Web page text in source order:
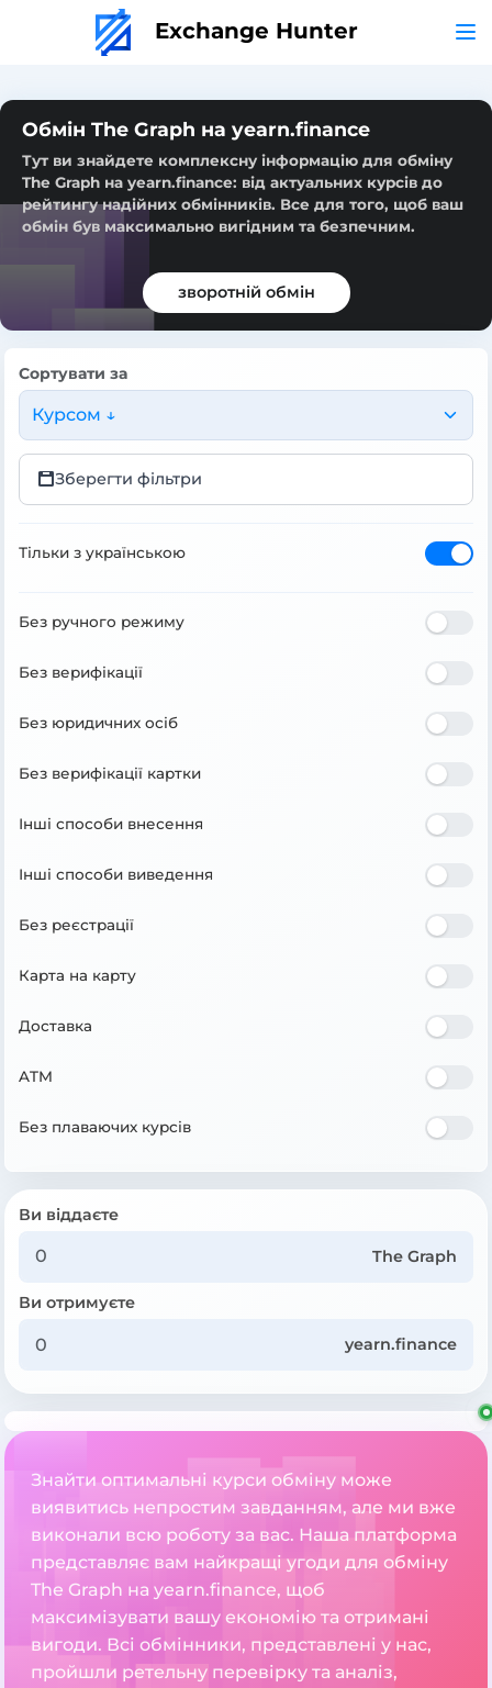
Exchange Hunter
Обмін The Graph на yearn.finance
Тут ви знайдете комплексну інформацію для обміну
The Graph на yearn.finance: від актуальних курсів до
рейтингу надійних обмінників. Все для того, щоб ваш
обмін був максимально вигідним та безпечним.
зворотній обмін
Сортувати за
Курсом ↓
Зберегти фільтри
Тільки з українською
Без ручного режиму
Без верифікації
Без юридичних осіб
Без верифікації картки
Інші способи внесення
Інші способи виведення
Без реєстрації
Карта на карту
Доставка
ATM
Без плаваючих курсів
Ви віддаєте
The Graph
Ви отримуєте
yearn.finance
Знайти оптимальні курси обміну може
виявитись непростим завданням, але ми вже
виконали всю роботу за вас. Наша платформа
представляє вам найкращі угоди для обміну
The Graph на yearn.finance, щоб
максимізувати вашу економію та отримані
вигоди. Всі обмінники, представлені у нас,
пройшли ретельну перевірку та аналіз,